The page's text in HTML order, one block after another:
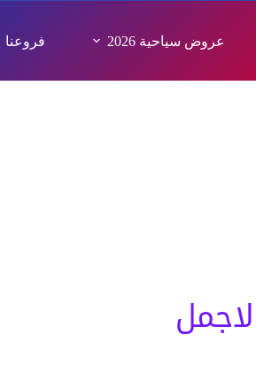
عروض سياحية 2026 فروعنا